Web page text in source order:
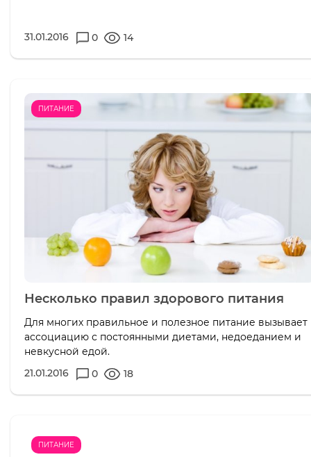
31.01.2016 0 14
ПИТАНИЕ
Несколько правил здорового питания
Для многих правильное и полезное питание вызывает
ассоциацию с постоянными диетами, недоеданием и
невкусной едой.
21.01.2016
0 18
ПИТАНИЕ